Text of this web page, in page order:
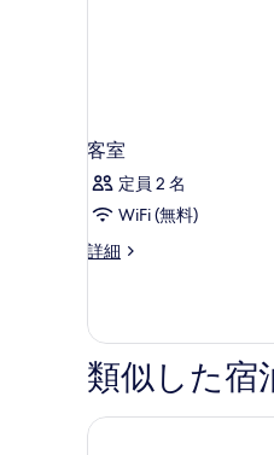
表
示
す
る
客室
定員 2 名
WiFi (無料)
詳細
客
細
類似した宿
Aクス ザ パレス